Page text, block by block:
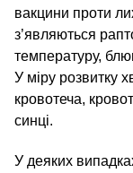
вакцини проти
з’являються
температуру,
У міру розвитку
кровотеча,
синці.
У деяких